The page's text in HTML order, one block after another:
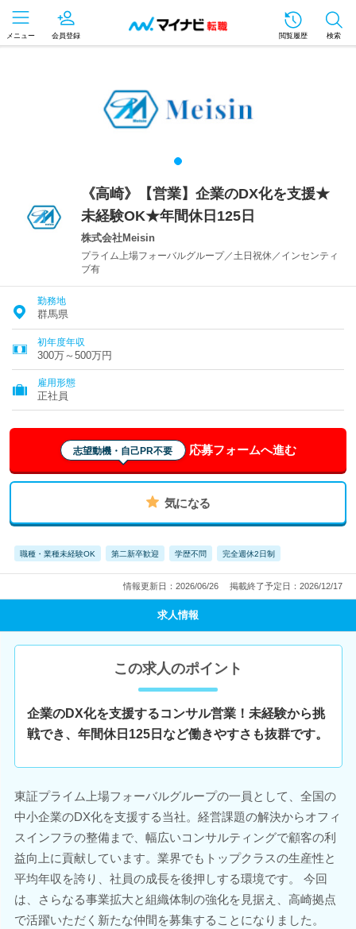
メニュー 会員登録 閲覧履歴 検索
《高崎》【営業】企業のDX化を支援★
未経験OK★年間休日125日
株式会社Meisin
プライム上場フォーバルグループ／土日祝休／インセンティ
ブ有
勤務地
群馬県
初年度年収
300万～500万円
雇用形態
正社員
志望動機・自己PR不要 応募フォームへ進む
気になる
職種・業種未経験OK 第二新卒歓迎 学歴不問 完全週休2日制
情報更新日：2026/06/26 掲載終了予定日：2026/12/17
求人情報
この求人のポイント
企業のDX化を支援するコンサル営業！未経験から挑
戦でき、年間休日125日など働きやすさも抜群です。
東証プライム上場フォーバルグループの一員として、全国の
中小企業のDX化を支援する当社。経営課題の解決からオフィ
スインフラの整備まで、幅広いコンサルティングで顧客の利
益向上に貢献しています。業界でもトップクラスの生産性と
平均年収を誇り、社員の成長を後押しする環境です。 今回
は、さらなる事業拡大と組織体制の強化を見据え、高崎拠点
で活躍いただく新たな仲間を募集することになりました。